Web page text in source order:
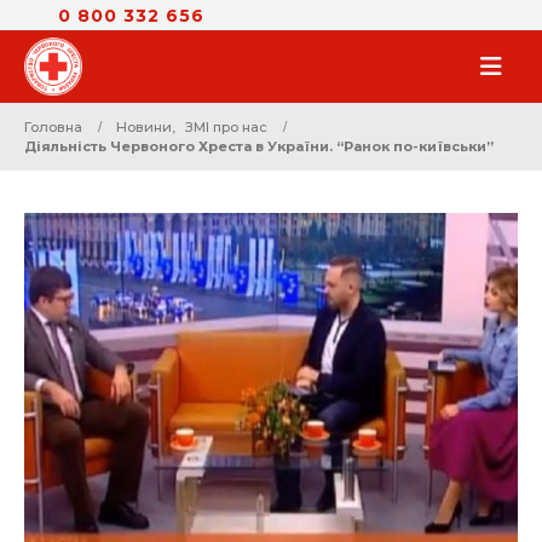
0 800 332 656
Головна Новини, ЗМІ про нас
Діяльність Червоного Хреста в України. “Ранок по-київськи”